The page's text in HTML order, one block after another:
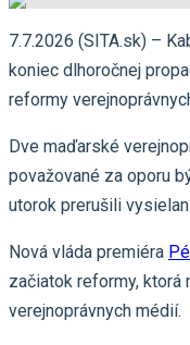
7.7.2026 (SITA.sk) –
koniec dlhoročnej
reformy
Dve maďarské
považované za oporu
utorok prerušili
Nová vláda premiéra
začiatok reformy,
verejnoprávnych médií.